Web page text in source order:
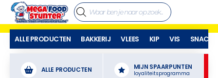
ALLE PRODUCTEN BAKKERIJ VLEES KIP VIS SNACKS
ALLE PRODUCTEN MIJN SPAARPUNTEN
loyaliteitsprogramma